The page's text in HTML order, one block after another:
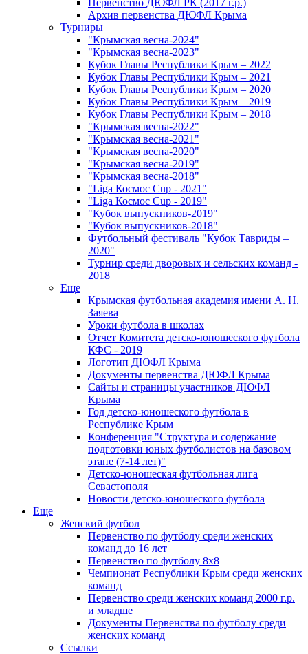
Первенство ДЮФЛ РК (2017 г.р.)
Архив первенства ДЮФЛ Крыма
Турниры
"Крымская весна-2024"
"Крымская весна-2023"
Кубок Главы Республики Крым – 2022
Кубок Главы Республики Крым – 2021
Кубок Главы Республики Крым – 2020
Кубок Главы Республики Крым – 2019
Кубок Главы Республики Крым – 2018
"Крымская весна-2022"
"Крымская весна-2021"
"Крымская весна-2020"
"Крымская весна-2019"
"Крымская весна-2018"
"Liga Космос Cup - 2021"
"Liga Космос Cup - 2019"
"Кубок выпускников-2019"
"Кубок выпускников-2018"
Футбольный фестиваль "Кубок Тавриды –
2020"
Турнир среди дворовых и сельских команд -
2018
Еще
Крымская футбольная академия имени А. Н.
Заяева
Уроки футбола в школах
Отчет Комитета детско-юношеского футбола
КФС - 2019
Логотип ДЮФЛ Крыма
Документы первенства ДЮФЛ Крыма
Сайты и страницы участников ДЮФЛ
Крыма
Год детско-юношеского футбола в
Республике Крым
Конференция "Структура и содержание
подготовки юных футболистов на базовом
этапе (7-14 лет)"
Детско-юношеская футбольная лига
Севастополя
Новости детско-юношеского футбола
Еще
Женский футбол
Первенство по футболу среди женских
команд до 16 лет
Первенство по футболу 8х8
Чемпионат Республики Крым среди женских
команд
Первенство среди женских команд 2000 г.р.
и младше
Документы Первенства по футболу среди
женских команд
Ссылки